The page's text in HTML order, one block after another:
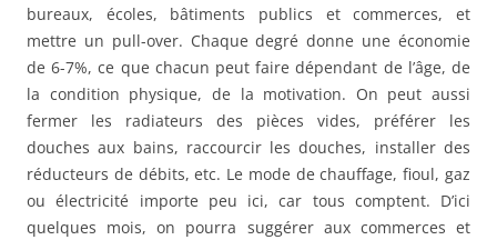
bureaux, écoles, bâtiments publics et commerces, et
mettre un pull-over. Chaque degré donne une économie
de 6-7%, ce que chacun peut faire dépendant de l’âge, de
la condition physique, de la motivation. On peut aussi
fermer les radiateurs des pièces vides, préférer les
douches aux bains, raccourcir les douches, installer des
réducteurs de débits, etc. Le mode de chauffage, fioul, gaz
ou électricité importe peu ici, car tous comptent. D’ici
quelques mois, on pourra suggérer aux commerces et